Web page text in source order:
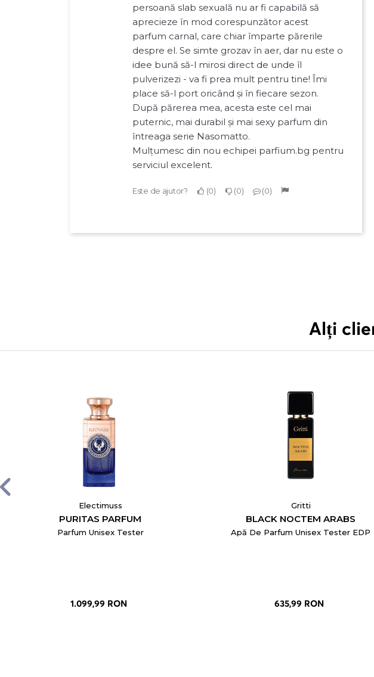
persoană slab sexuală nu ar fi capabilă să
aprecieze în mod corespunzător acest
parfum carnal, care chiar împarte părerile
despre el. Se simte grozav în aer, dar nu este o
idee bună să-l mirosi direct de unde îl
pulverizezi - va fi prea mult pentru tine! Îmi
place să-l port oricând și în fiecare sezon.
După părerea mea, acesta este cel mai
puternic, mai durabil și mai sexy parfum din
întreaga serie Nasomatto.
Mulțumesc din nou echipei parfium.bg pentru
serviciul excelent.
Este de ajutor? 0 0 0
Alți
Electimuss
PURITAS PARFUM
Parfum Unisex Tester
1.099,99 RON
Gritti
BLACK NOCTEM ARABS
Apă De Parfum Unisex Tester EDP
635,99 RON